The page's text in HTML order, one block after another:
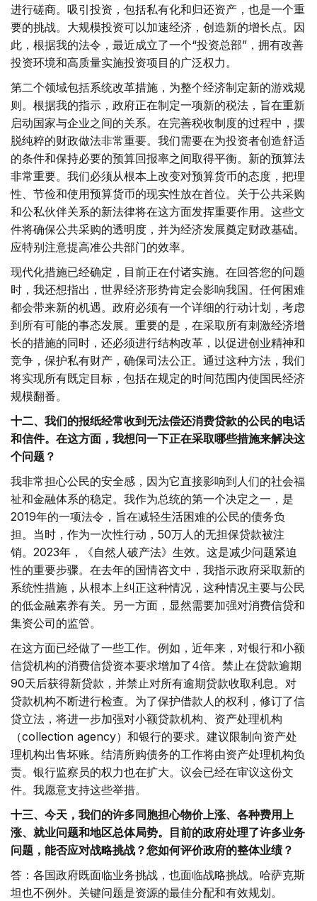
进行磋商。吸引投资，包括私有化和归还资产，也是一个重
要的挑战。大规模投资可以加速经济，创造新的增长点。因
此，根据我的法令，最近成立了一个“投资总部”，拥有改善
投资环境和高质量实施投资项目的广泛权力。
第二个领域包括系统改革措施，为整个经济制定新的游戏规
则。根据我的指示，政府正在制定一项新的税法，旨在重新
启动国家与企业之间的关系。在完善税收制度的过程中，摆
脱纯粹的财政做法非常重要。我们需要在为投资者创造舒适
的条件和保持必要的预算回报率之间取得平衡。新的预算法
非常重要。我们必须从根本上改变对预算货币的态度，把理
性、节俭和使用预算货币的现实性放在首位。关于公共采购
和公私伙伴关系的新法律将在这方面发挥重要作用。这些文
件将确保公共采购的透明度，并为经济发展奠定财政基础。
应特别注意提高准公共部门的效率。
现代化措施已经确定，目前正在付诸实施。在回答您的问题
时，我还想指出，世界经济形势肯定会影响我国。任何困难
都会带来新的机遇。政府必须有一个详细的行动计划，考虑
到所有可能的事态发展。重要的是，在采取所有刺激经济增
长的措施的同时，还必须进行结构改革，以促进创业精神和
竞争，保护私有财产，确保司法公正。通过这种方法，我们
将实现所有既定目标，包括在规定的时间范围内使国民经济
规模翻番。
十二、我们的报纸经常收到无法偿还消费贷款的公民的电话
和信件。在这方面，我想问一下正在采取哪些措施来解决这
个问题？
我非常担心公民的安全感，因为它直接影响到人们的社会福
祉和金融体系的稳定。我作为总统的第一个决定之一，是
2019年的一项法令，旨在减轻生活困难的公民的债务负
担。当时，作为一次性行动，50万人的无担保贷款被注
销。2023年，《自然人破产法》生效。这是减少问题紧迫
性的重要步骤。在去年的国情咨文中，我指示政府采取新的
系统性措施，从根本上纠正这种情况，这种情况主要与公民
的低金融素养有关。另一方面，显然需要加强对消费信贷和
集资公司的监管。
在这方面已经做了一些工作。例如，近年来，对银行和小额
信贷机构的消费信贷资本要求增加了4倍。禁止在贷款逾期
90天后获得新贷款，并禁止对所有逾期贷款收取利息。对
贷款机构不断进行检查。为了保护借款人的权利，修订了信
贷立法，将进一步加强对小额贷款机构、资产处理机构
（collection agency）和银行的要求。建议限制向资产处
理机构出售坏账。结清所购债务的工作将由资产处理机构负
责。银行监察员的权力也在扩大。议会已经在审议这份文
件。我愿意支持这些举措。
十三、今天，我们的许多同胞担心物价上涨、各种费用上
涨、就业问题和地区总体局势。目前的政府处理了许多业务
问题，能否应对战略挑战？您如何评价政府的整体业绩？
答：各国政府既面临业务挑战，也面临战略挑战。哈萨克斯
坦也不例外。关键问题是资源的最佳分配和有效规划。